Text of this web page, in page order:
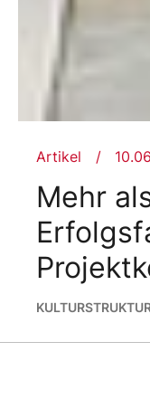
Artikel
Mehr
KULTUR